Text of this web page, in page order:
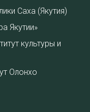
Саха (Якутия)
Якутии»
культуры и
Олонхо